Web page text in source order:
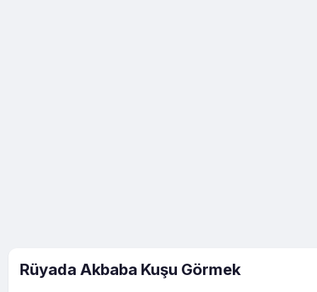
Rüyada Akbaba Kuşu Görmek